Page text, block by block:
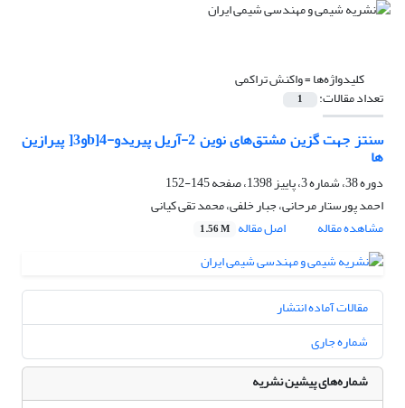
کلیدواژه‌ها =واکنش تراکمی
تعداد مقالات: 1
سنتز جهت گزین مشتق‌های نوین 2-آریل پیریدو-b]4و3[ پیرازین
ها
دوره 38، شماره 3، پاییز 1398، صفحه
145-152
احمد پورستار مرحانی، جبار خلفی، محمد تقی کیانی
مشاهده مقاله
اصل مقاله 1.56 M
مقالات آماده انتشار
شماره جاری
شماره‌های پیشین نشریه